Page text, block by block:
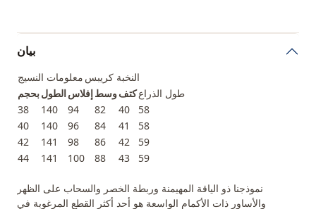
بيان
معلومات النسيج النخبة كريبس
بحجمالطولإفلاسوسطكتفطول الذراع
38
140 94 82 40
58
40
140 96 84 41
58
42
141 98 86 42
59
44
141 100 88 43 59
نموذجنا ذو الياقة المهيمنة وربطة الخصر والسحاب على الظهر
والأساور ذات الأكمام الواسعة هو أحد أكثر القطع المرغوبة في